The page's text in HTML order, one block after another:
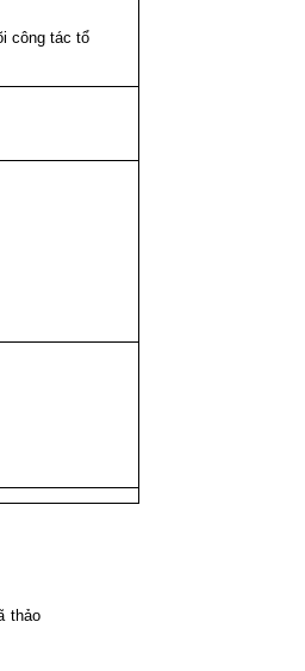
công tác tổ
thảo